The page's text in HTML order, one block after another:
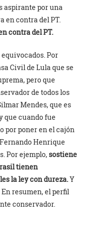
aspirante por una
en contra del PT.
contra del PT.
Por
Civil de Lula que se
pero que
de todos los
Mendes, que es
que cuando fue
por poner en el cajón
Henrique
Por ejemplo, sostiene
tienen
la ley con dureza.Y
resumen, el perfil
conservador.